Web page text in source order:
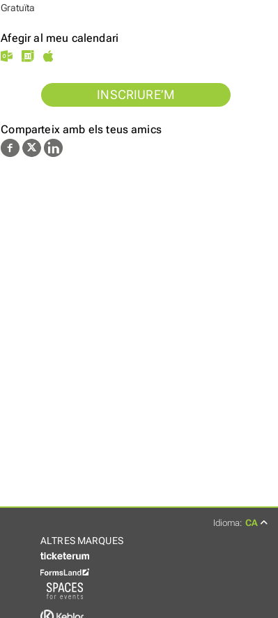
Gratuïta
Afegir al meu calendari
INSCRIURE’M
Comparteix amb els teus amics
Idioma: CA
ALTRES MARQUES